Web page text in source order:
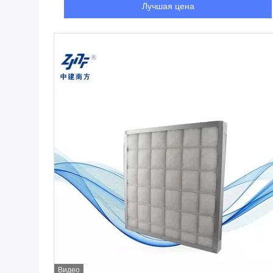
Лучшая цена
Видео